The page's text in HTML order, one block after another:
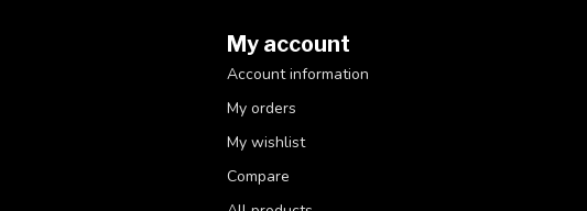
My account
Account information
My orders
My wishlist
Compare